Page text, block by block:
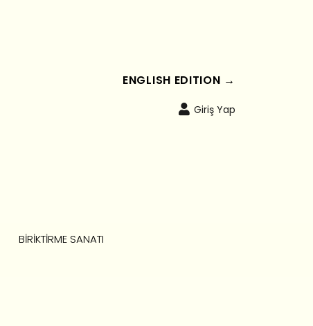
ENGLISH EDITION →
Giriş Yap
BIRIKTIRME SANATI